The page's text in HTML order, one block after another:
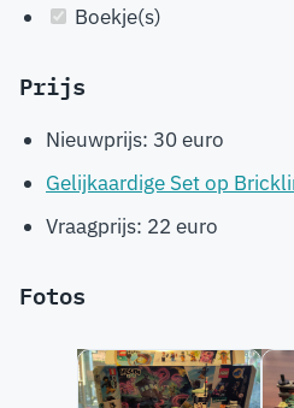
Boekje(s)
Prijs
Nieuwprijs: 30 euro
Gelijkaardige Set op
Vraagprijs: 22 euro
Fotos